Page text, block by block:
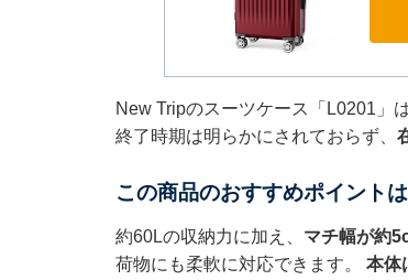
New Tripのスーツケース「L0201」
終了時期は明らかにされておらず、
この商品のおすすめポイント
約60Lの収納力に加え、 マチ幅が約
荷物にも柔軟に対応できます。 本体